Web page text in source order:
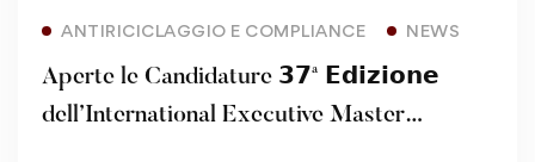
ANTIRICICLAGGIO E COMPLIANCE NEWS
Aperte le Candidature 𝟯𝟳ª 𝗘𝗱𝗶𝘇𝗶𝗼𝗻𝗲
dell’International Executive Master